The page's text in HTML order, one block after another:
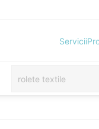
Servicii